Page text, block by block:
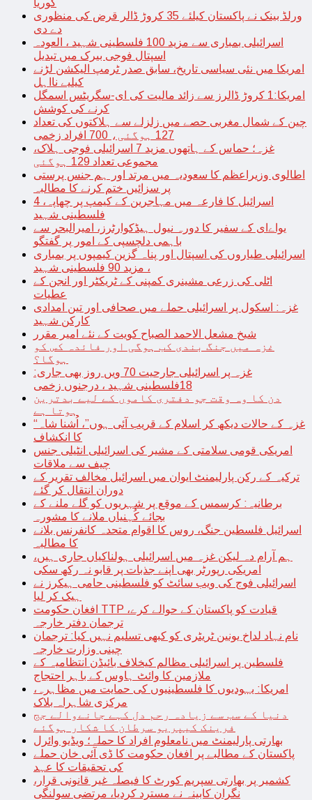
کوریا
ورلڈ بینک نے پاکستان کیلئے 35 کروڑ ڈالر قرض کی منظوری
دے دی
اسرائیلی بمباری سے مزید 100 فلسطینی شہید ، العودہ
اسپتال فوجی بیرک میں تبدیل
امریکا میں نئی سیاسی تاریخ، سابق صدر ٹرمپ الیکشن لڑنے
کیلیے نااہل
امریکا:1 کروڑ ڈالرز سے زائد مالیت کی ای-سگریٹس اسمگل
کرنے کی کوشش
چین کے شمال مغربی حصے میں زلزلے سے ہلاکتوں کی تعداد
127 ہوگئی، 700 افراد زخمی
غزہ؛ حماس کے ہاتھوں مزید 7 اسرائیلی فوجی ہلاک،
مجموعی تعداد 129 ہوگئی
اطالوی وزیراعظم کا سعودیہ میں مرتد اور ہم جنس پرستی
پر سزائیں ختم کرنے کا مطالبہ
اسرائیل کا فارعہ میں مہاجرین کے کیمپ پر چھاپہ، 4
فلسطینی شہید
یواےای کے سفیر کا دورہ نیول ہیڈکوارٹرز، امیرالبحر سے
باہمی دلچسپی کے امور پر گفتگو
اسرائیلی طیاروں کی اسپتال اور پناہ گزین کیمپوں پر بمباری
، مزید 90 فلسطینی شہید
اٹلی کی زرعی مشینری کمپنی کے ٹریکٹر اور انجن کے
عطیات
غزہ: اسکول پر اسرائیلی حملے میں صحافی اور تین امدادی
کارکن شہید
شیخ مشعل الاحمد الصباح کویت کے نئے امیر مقرر
غزہ میں جنگ بندی کب ہوگی اور فائدہ کس کو
ہوگا؟
غزہ پر اسرائیلی جارحیت 70 ویں روز بھی جاری:
18فلسطینی شہید ، درجنوں زخمی
دن کا وہ وقت جو دفتری کاموں کے لیے بدترین
ہوتا ہے
“غزہ کے حالات دیکھ کر اسلام کے قریب آئی ہوں”، اُشنا شاہ
کا انکشاف
امریکی قومی سلامتی کے مشیر کی اسرائیلی انٹیلی جنس
چیف سے ملاقات
ترکیہ کے رکن پارلیمنٹ ایوان میں اسرائیل مخالف تقریر کے
دوران انتقال کر گئے
برطانیہ: کرسمس کے موقع پر شہریوں کو گلے ملنے کے
بجائے کُہنیاں ملانے کا مشورہ
اسرائیل فلسطین جنگ، روس کا اقوام متحدہ کانفرنس بلانے
کا مطالبہ
ہم آرام دہ لیکن غزہ میں اسرائیلی ہولناکیاں جاری ہیں،
امریکی رپورٹر بھی اپنے جذبات پر قابو نہ رکھ سکی
اسرائیلی فوج کی ویب سائٹ کو فلسطینی حامی ہیکرز نے
ہیک کر لیا
افغان حکومت TTP قیادت کو پاکستان کے حوالے کرے،
ترجمان دفتر خارجہ
نام نہاد لداخ یونین ٹریٹری کو کبھی تسلیم نہیں کیا: ترجمان
چینی وزارت خارجہ
فلسطین پر اسرائیلی مظالم کیخلاف بائیڈن انتظامیہ کے
ملازمین کا وائٹ ہاوس کے باہر احتجاج
امریکا: یہودیوں کا فلسطینیوں کی حمایت میں مظاہرہ،
مرکزی شاہراہ بلاک
دنیا کے سب سے زیادہ رحم دل کہے جانےوالے جج
فرینک کیپریو سرطان کا شکار ہوگئے
بھارتی پارلیمنٹ میں نامعلوم افراد کا حملہ؛ ویڈیو وائرل
پاکستان کے مطالبے پر افغان حکومت کا ڈی آئی خان حملے
کی تحقیقات کا عہد
کشمیر پر بھارتی سپریم کورٹ کا فیصلہ غیر قانونی قرار،
نگران کابینہ نے مسترد کردیا، مرتضی سولنگی